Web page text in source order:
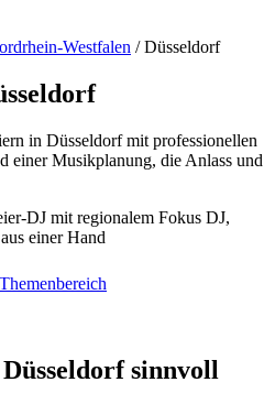
Westfalen / Düsseldorf
in Düsseldorf mit professionellen
einer Musikplanung, die Anlass und
DJ mit regionalem Fokus DJ,
einer Hand
sinnvoll